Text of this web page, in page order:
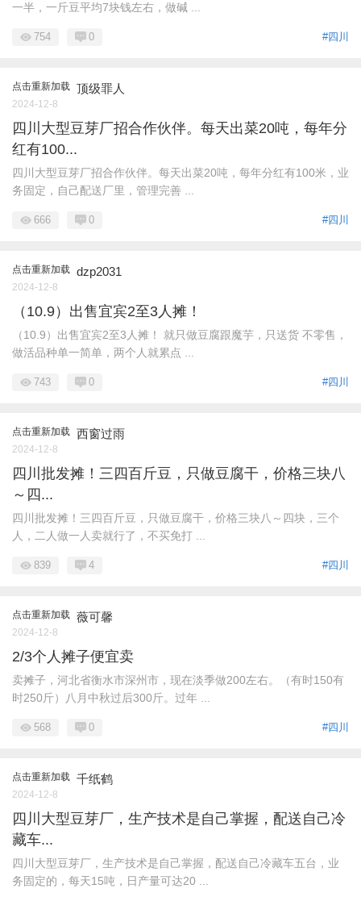
一半，一斤豆平均7块钱左右，做碱 ...
#四川
754 0
点击重新加载 顶级罪人
2024-12-8
四川大型豆芽厂招合作伙伴。每天出菜20吨，每年分
红有100...
四川大型豆芽厂招合作伙伴。每天出菜20吨，每年分红有100米，业
务固定，自己配送厂里，管理完善 ...
#四川
666 0
点击重新加载 dzp2031
2024-12-8
（10.9）出售宜宾2至3人摊！
（10.9）出售宜宾2至3人摊！ 就只做豆腐跟魔芋，只送货 不零售，
做活品种单一简单，两个人就累点 ...
#四川
743 0
点击重新加载 西窗过雨
2024-12-8
四川批发摊！三四百斤豆，只做豆腐干，价格三块八
～四...
四川批发摊！三四百斤豆，只做豆腐干，价格三块八～四块，三个
人，二人做一人卖就行了，不买免打 ...
#四川
839 4
点击重新加载 薇可馨
2024-12-8
2/3个人摊子便宜卖
卖摊子，河北省衡水市深州市，现在淡季做200左右。（有时150有
时250斤）八月中秋过后300斤。过年 ...
#四川
568 0
点击重新加载 千纸鹤
2024-12-8
四川大型豆芽厂，生产技术是自己掌握，配送自己冷
藏车...
四川大型豆芽厂，生产技术是自己掌握，配送自己冷藏车五台，业
务固定的，每天15吨，日产量可达20 ...